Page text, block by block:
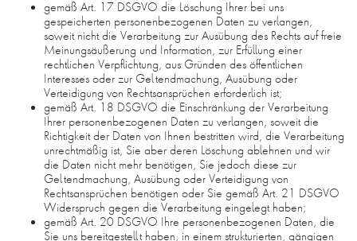
gemäß Art. 17 DSGVO die Löschung Ihrer bei uns
gespeicherten personenbezogenen Daten zu verlangen,
soweit nicht die Verarbeitung zur Ausübung des Rechts auf freie
Meinungsäußerung und Information, zur Erfüllung einer
rechtlichen Verpflichtung, aus Gründen des öffentlichen
Interesses oder zur Geltendmachung, Ausübung oder
Verteidigung von Rechtsansprüchen erforderlich ist;
gemäß Art. 18 DSGVO die Einschränkung der Verarbeitung
Ihrer personenbezogenen Daten zu verlangen, soweit die
Richtigkeit der Daten von Ihnen bestritten wird, die Verarbeitung
unrechtmäßig ist, Sie aber deren Löschung ablehnen und wir
die Daten nicht mehr benötigen, Sie jedoch diese zur
Geltendmachung, Ausübung oder Verteidigung von
Rechtsansprüchen benötigen oder Sie gemäß Art. 21 DSGVO
Widerspruch gegen die Verarbeitung eingelegt haben;
gemäß Art. 20 DSGVO Ihre personenbezogenen Daten, die
Sie uns bereitgestellt haben, in einem strukturierten, gängigen